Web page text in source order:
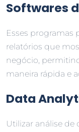
Softwares
Esses programas
relatórios que
negócio,
maneira rápida e
Data
Utilizar análise de